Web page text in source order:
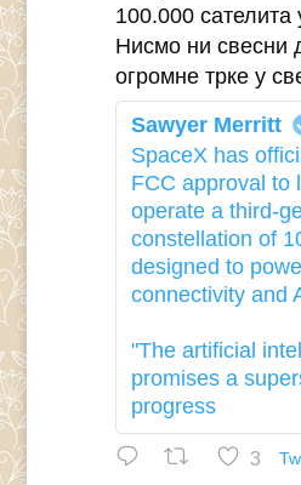
100.000 сателита
Нисмо ни свесни
огромне трке у
Sawyer Merritt
SpaceX has
FCC approval to
operate a third-
constellation of
designed to
connectivity and
"The artificial
promises a
progress
3